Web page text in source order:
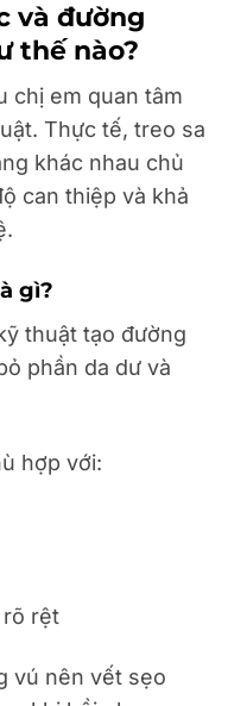
và đường
thế nào?
chị em quan tâm
Thực tế, treo sa
khác nhau chủ
can thiệp và khả
gì?
thuật tạo đường
phần da dư và
hợp với:
rõ rệt
vú nên vết sẹo